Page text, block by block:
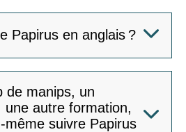
Papirus en anglais ?
de manips, un
une autre formation,
même suivre Papirus